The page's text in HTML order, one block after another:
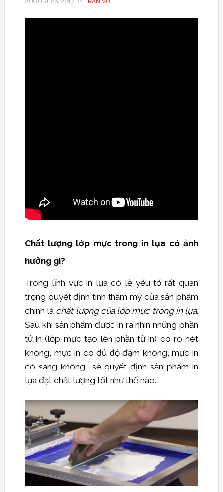
AUGUST 26, 2017BY TRẦN VŨ
Chất lượng lớp mực trong in lụa có ảnh
hưởng gì?
Trong lĩnh vực in lụa có lẽ yếu tố rất quan
trọng quyết định tính thẩm mỹ của sản phẩm
chính là chất lượng của lớp mực trong in lụa.
Sau khi sản phẩm được in ra nhìn những phần
tử in (lớp mực tạo lên phần tử in) có rõ nét
không, mực in có đủ độ đậm không, mực in
có sáng không… sẽ quyết định sản phẩm in
lụa đạt chất lượng tốt như thế nào.